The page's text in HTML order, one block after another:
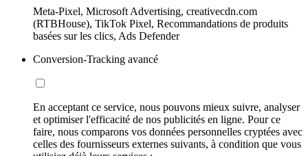
Meta-Pixel, Microsoft Advertising, creativecdn.com
(RTBHouse), TikTok Pixel, Recommandations de produits
basées sur les clics, Ads Defender
Conversion-Tracking avancé
En acceptant ce service, nous pouvons mieux suivre, analyser
et optimiser l'efficacité de nos publicités en ligne. Pour ce
faire, nous comparons vos données personnelles cryptées avec
celles des fournisseurs externes suivants, à condition que vous